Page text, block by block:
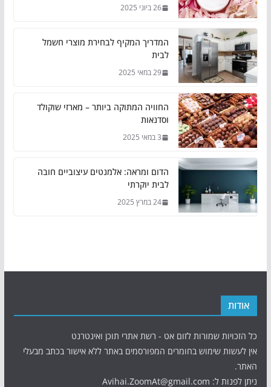
26 ביוני 2025
המדריך המקיף לבחירת מוצרי חשמל
לבית
29 במאי 2025
החוויה המתוקה ביותר – מארזי שוקולד
וסדנאות
3 במאי 2025
הדום ומראה: אלמנטים עיצוביים חובה
לבית יוקרתי
24 במרץ 2025
אודות
כל הזכויות שמורות לזום אט - רשת אתרי תוכן ואינטרנט
אין לעשות שימוש בחומרים המפורסמים באתר ללא אישור בכתב מבעלי
האתר.
ניתן לפנות ל: Avihai.ZoomAt@gmail.com